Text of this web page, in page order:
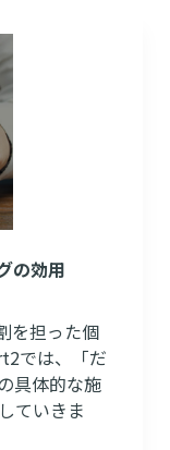
の効用
を担った個
では、「だ
具体的な施
ていきま